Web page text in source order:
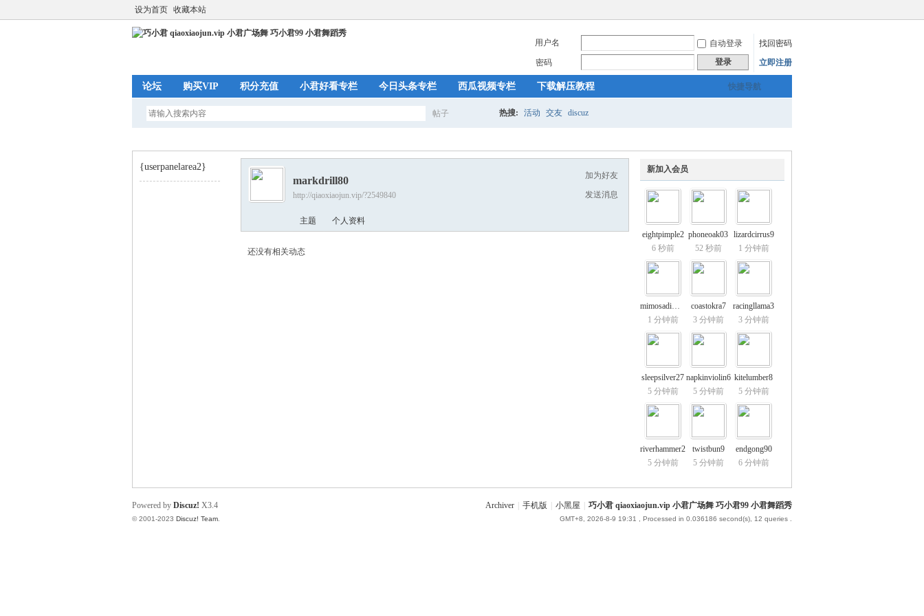
设为首页 收藏本站
用户名 自动登录
找回密码
密码
登录 立即注册
快捷导航
论坛 购买VIP 积分充值 小君好看专栏 今日头条专栏 西瓜视频专栏 下载解压教程
帖子 热搜: 活动 交友 discuz
{userpanelarea2} 新加入会员
eightpimple2
6 秒前
phoneoak03
52 秒前
lizardcirrus9
1 分钟前
mimosadimple6
1 分钟前
coastokra7
3 分钟前
racingllama3
3 分钟前
sleepsilver27
5 分钟前
napkinviolin6
5 分钟前
kitelumber8
5 分钟前
riverhammer2
5 分钟前
twistbun9
5 分钟前
endgong90
6 分钟前
加为好友
发送消息
markdrill80
http://qiaoxiaojun.vip/?2549840
主题 个人资料
还没有相关动态
Archiver 手机版 小黑屋 巧小君 qiaoxiaojun.vip 小君广场舞 巧小君99 小君舞蹈秀
GMT+8, 2026-8-9 19:31 , Processed in 0.036186 second(s), 12 queries .
Powered by Discuz! X3.4
© 2001-2023 Discuz! Team